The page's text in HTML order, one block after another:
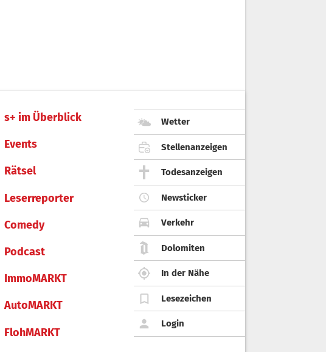
s+ im Überblick
Events
Rätsel
Leserreporter
Comedy
Podcast
ImmoMARKT
AutoMARKT
FlohMARKT
Wetter
Stellenanzeigen
Todesanzeigen
Newsticker
Verkehr
Dolomiten
In der Nähe
Lesezeichen
Login